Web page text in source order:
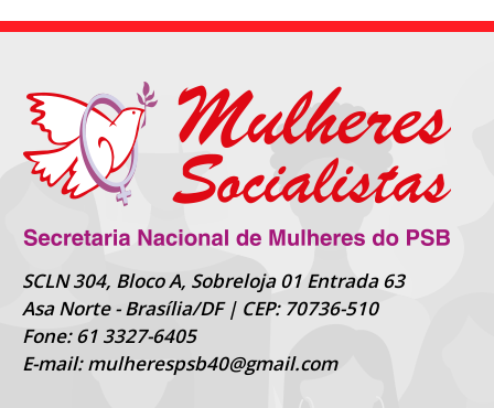
SCLN 304, Bloco A, Sobreloja 01 Entrada 63
Asa Norte - Brasília/DF | CEP: 70736-510
Fone: 61 3327-6405
E-mail: mulherespsb40@gmail.com